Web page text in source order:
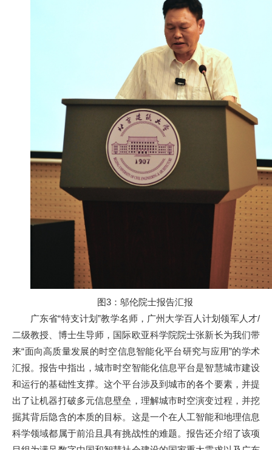
图3：邬伦院士报告汇报
广东省“特支计划”教学名师，广州大学百人计划领军人才/
二级教授、博士生导师，国际欧亚科学院院士张新长为我们带
来“面向高质量发展的时空信息智能化平台研究与应用”的学术
汇报。报告中指出，城市时空智能化信息平台是智慧城市建设
和运行的基础性支撑。这个平台涉及到城市的各个要素，并提
出了让机器打破多元信息壁垒，理解城市时空演变过程，并挖
掘其背后隐含的本质的目标。这是一个在人工智能和地理信息
科学领域都属于前沿且具有挑战性的难题。报告还介绍了该项